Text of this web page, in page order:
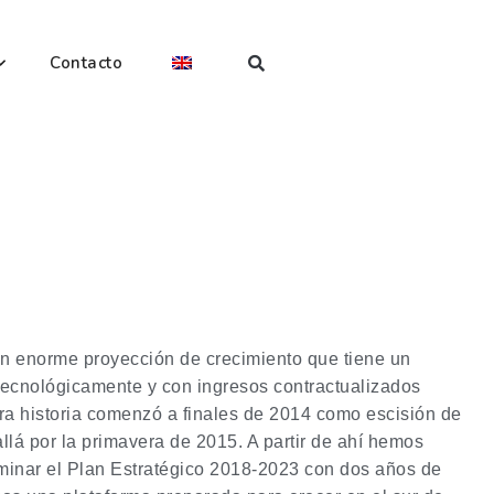
Contacto
enorme proyección de crecimiento que tiene un
y con ingresos contractualizados
historia comenzó a finales de 2014 como escisión de
por la primavera de 2015. A partir de ahí hemos
el Plan Estratégico 2018-2023 con dos años de